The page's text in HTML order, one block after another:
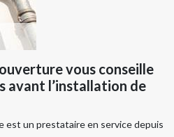
vous conseille
avant l’installation de
est un prestataire en service depuis